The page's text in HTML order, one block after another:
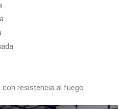
con resistencia al fuego